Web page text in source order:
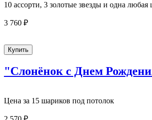
10 ассорти, 3 золотые звезды и одна любая
3 760 ₽
"Слонёнок с Днем
Цена за 15 шариков под потолок